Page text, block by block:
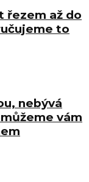
řezem až do
to
nebývá
vám